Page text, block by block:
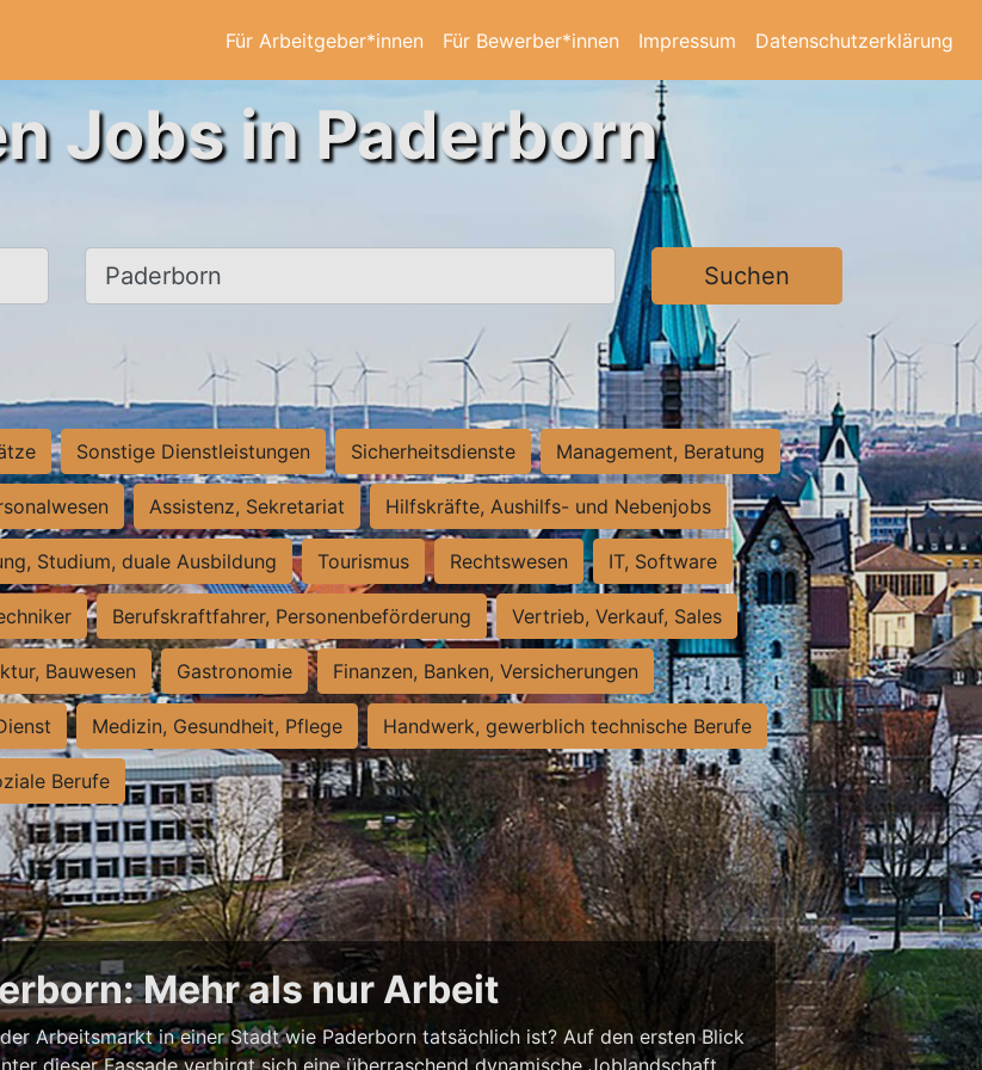
Für Arbeitgeber*innen Für Bewerber*innen Impressum Datenschutzerklärung
Jobs in Paderborn
Ort, Stadt Suchen
Sonstige Dienstleistungen Sicherheitsdienste Management, Beratung
Assistenz, Sekretariat Hilfskräfte, Aushilfs- und Nebenjobs
Studium, duale Ausbildung Tourismus Rechtswesen IT, Software
Berufskraftfahrer, Personenbeförderung Vertrieb, Verkauf, Sales
Bauwesen Gastronomie Finanzen, Banken, Versicherungen
Medizin, Gesundheit, Pflege Handwerk, gewerblich technische Berufe
Berufe
Mehr als nur Arbeit
Arbeitsmarkt in einer Stadt wie Paderborn tatsächlich ist? Auf den ersten Blick